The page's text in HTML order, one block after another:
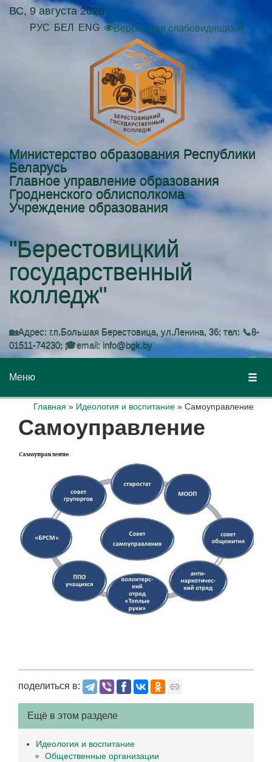
ВС, 9 августа 2026
РУС БЕЛ ENG Версия для слабовидящих🔎
Министерство образования Республики
Беларусь
Главное управление образования
Гродненского облисполкома
Учреждение образования
"Берестовицкий
государственный
колледж"
🏡Адрес: г.п.Большая Берестовица, ул.Ленина, 36; тел: 📞8-
01511-74230; 🎓email: info@bgk.by
Меню
Главная » Идеология и воспитание » Самоуправление
Самоуправление
поделиться в:
Ещё в этом разделе
Идеология и воспитание
Общественные организации